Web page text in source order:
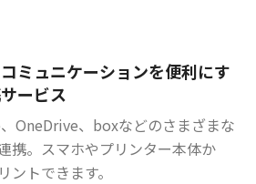
ミュニケーションを便利にす
ービス
OneDrive、boxなどのさまざまな
携。スマホやプリンター本体か
ントできます。